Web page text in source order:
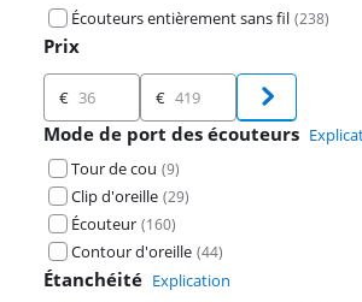
Écouteurs entièrement sans fil (238)
Prix
Prix
€ €
Mode de port des écouteurs
Tour de cou (9)
Clip d'oreille (29)
Écouteur (160)
Contour d'oreille (44)
Étanchéité Explication